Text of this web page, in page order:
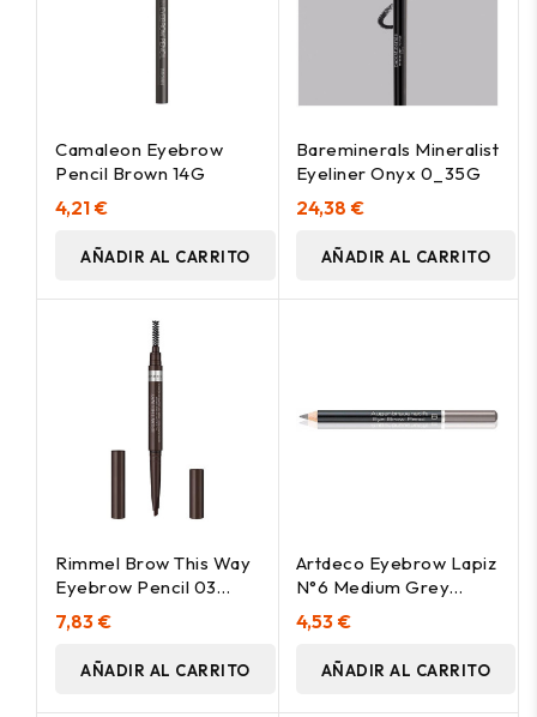
Camaleon Eyebrow
Pencil Brown 14G
4,21 €
AÑADIR AL CARRITO
Bareminerals Mineralist
Eyeliner Onyx 0_35G
24,38 €
AÑADIR AL CARRITO
Rimmel Brow This Way
Eyebrow Pencil 03
Dark Bown 0.25G
7,83 €
AÑADIR AL CARRITO
Artdeco Eyebrow Lapiz
N°6 Medium Grey
Brown 1.1G
4,53 €
AÑADIR AL CARRITO